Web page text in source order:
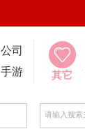
公司
手游 其它